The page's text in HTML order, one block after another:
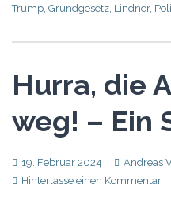
Trump, Grundgesetz, Lindner,
Hurra, die
weg! – Ein
19. Februar 2024
Andreas
Hinterlasse einen Kommentar